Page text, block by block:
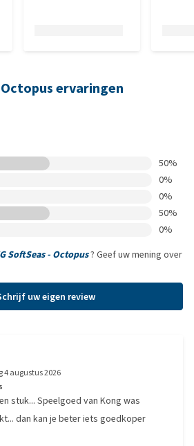
Octopus ervaringen
50%
0%
0%
50%
0%
SoftSeas - Octopus? Geef uw mening over
uw eigen review
4 augustus 2026
stuk... Speelgoed van Kong was
dan kan je beter iets goedkoper